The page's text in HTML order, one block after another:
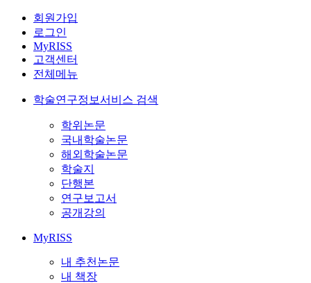
회원가입
로그인
MyRISS
고객센터
전체메뉴
학술연구정보서비스 검색
학위논문
국내학술논문
해외학술논문
학술지
단행본
연구보고서
공개강의
MyRISS
내 추천논문
내 책장